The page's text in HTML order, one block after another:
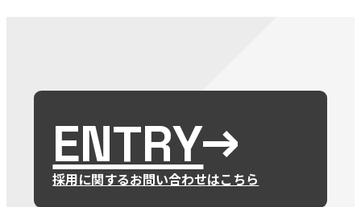
ENTRY
採用に関するお問い合わせはこちら